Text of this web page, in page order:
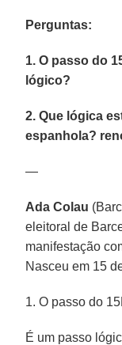
Perguntas:
1. O passo do
lógico?
2. Que lógica
espanhola?
—
Ada Colau
eleitoral de
manifestação
Nasceu em 15
1. O passo do
É um passo